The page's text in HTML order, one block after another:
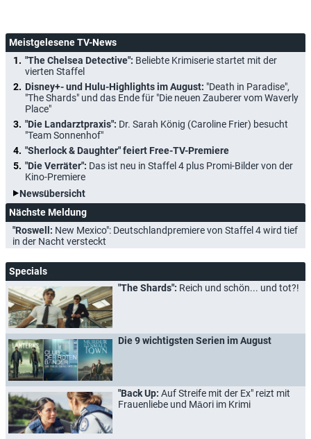
Meistgelesene TV-News
"The Chelsea Detective": Beliebte Krimiserie startet mit der
vierten Staffel
Disney+- und Hulu-Highlights im August: "Death in Paradise",
"The Shards" und das Ende für "Die neuen Zauberer vom Waverly
Place"
"Die Landarztpraxis": Dr. Sarah König (Caroline Frier) besucht
"Team Sonnenhof"
"Sherlock & Daughter" feiert Free-TV-Premiere
"Die Verräter": Das ist neu in Staffel 4 plus Promi-Bilder von der
Kino-Premiere
Newsübersicht
Nächste Meldung
"Roswell: New Mexico": Deutschlandpremiere von Staffel 4 wird tief
in der Nacht versteckt
Specials
"The Shards": Reich und schön... und tot?!
Die 9 wichtigsten Serien im August
"Back Up: Auf Streife mit der Ex" reizt mit
Frauenliebe und Māori im Krimi